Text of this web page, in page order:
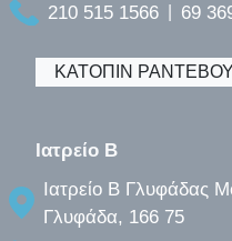
210 515 1566
69
ΚΑΤΟΠΙΝ ΡΑΝΤΕΒΟΥ
Ιατρείο B
Ιατρείο B Γλυφάδας
Γλυφάδα, 166 75